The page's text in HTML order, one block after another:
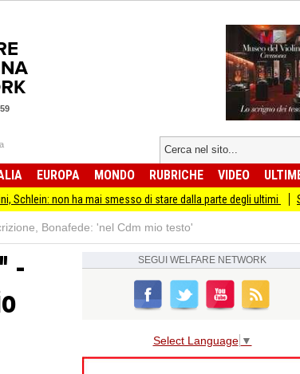
EUROPA MONDO RUBRICHE VIDEO
non ha mai smesso di stare dalla parte degli ultimi Sicurezza I
Bonafede: 'nel Cdm mio testo'
-
SEGUI WELFARE NETWORK
Select Language ▼